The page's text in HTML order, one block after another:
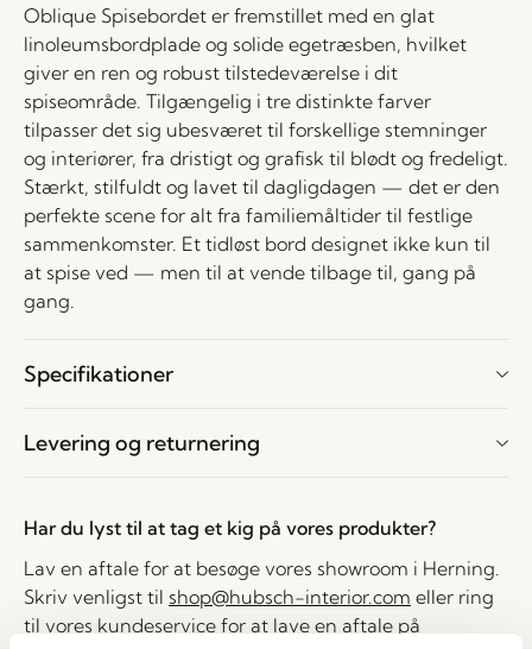
Oblique Spisebordet er fremstillet med en glat
linoleumsbordplade og solide egetræsben, hvilket
giver en ren og robust tilstedeværelse i dit
spiseområde. Tilgængelig i tre distinkte farver
tilpasser det sig ubesværet til forskellige stemninger
og interiører, fra dristigt og grafisk til blødt og fredeligt.
Stærkt, stilfuldt og lavet til dagligdagen — det er den
perfekte scene for alt fra familiemåltider til festlige
sammenkomster. Et tidløst bord designet ikke kun til
at spise ved — men til at vende tilbage til, gang på
gang.
Specifikationer
Levering og returnering
Har du lyst til at tag et kig på vores produkter?
Lav en aftale for at besøge vores showroom i Herning.
Skriv venligst til shop@hubsch-interior.com eller ring
til vores kundeservice for at lave en aftale på